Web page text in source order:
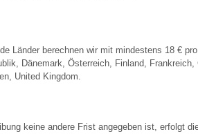
Länder berechnen wir mit mindestens 18 €
Dänemark, Österreich, Finland,
United Kingdom.
keine andere Frist angegeben ist, erfolgt